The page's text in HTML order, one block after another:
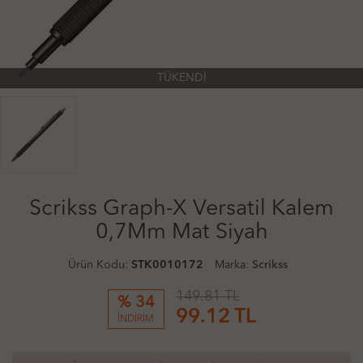
TÜKENDİ
Scrikss Graph-X Versatil Kalem
0,7Mm Mat Siyah
Ürün Kodu: STK0010172 Marka: Scrikss
% 34
İNDİRİM
149.81 TL
99.12 TL